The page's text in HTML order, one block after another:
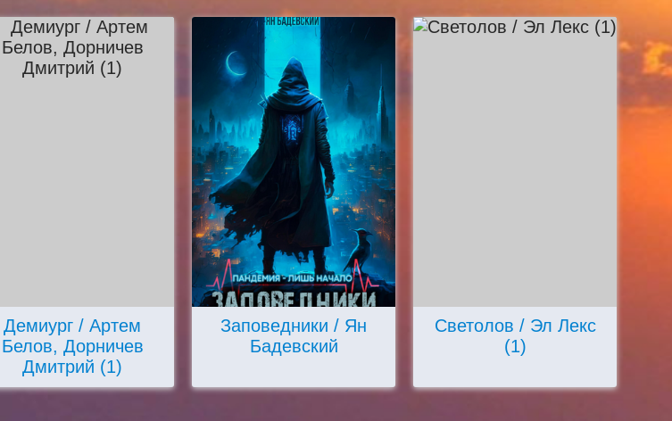
Демиург / Артем
Белов, Дорничев
Дмитрий (1)
Заповедники / Ян
Бадевский
Светолов / Эл Лекс
(1)